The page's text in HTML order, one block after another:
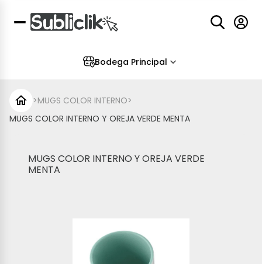
Bodega Principal
>MUGS COLOR INTERNO>
MUGS COLOR INTERNO Y OREJA VERDE MENTA
MUGS COLOR INTERNO Y OREJA VERDE
MENTA